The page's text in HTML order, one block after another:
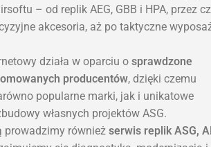
– od replik AEG, GBB i HPA, przez
akcesoria, aż po taktyczne
działa w oparciu o sprawdzone
producentów, dzięki czemu
popularne marki, jak i unikatowe
własnych projektów ASG.
prowadzimy również serwis replik ASG,